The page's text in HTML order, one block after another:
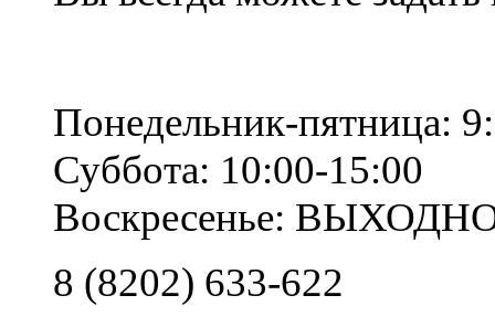
Понедельник-пятница:
Суббота: 10:00-15:00
Воскресенье:
8 (8202) 633-622